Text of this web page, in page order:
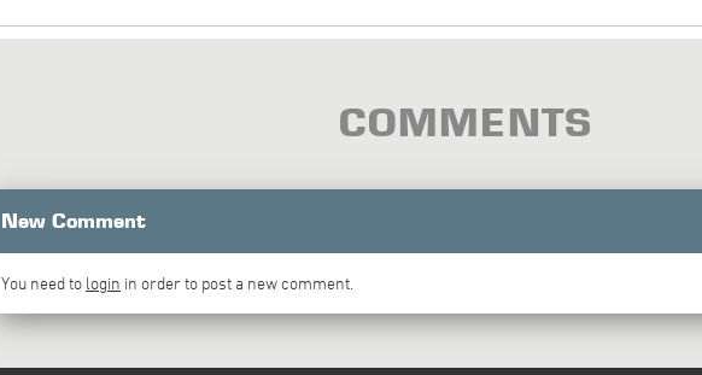
COMMENTS
New Comment
You need to login in order to post a new comment.